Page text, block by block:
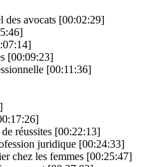
des avocats [00:02:29]
[00:09:23]
[00:11:36]
réussites [00:22:13]
juridique [00:24:33]
chez les femmes [00:25:47]